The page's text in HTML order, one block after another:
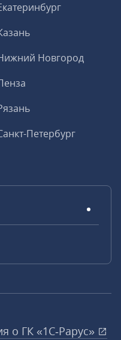
Новгород
Петербург
о ГК «1С‑Рарус»